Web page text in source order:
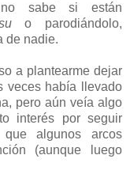
sabe si están
o parodiándolo,
de nadie.
a plantearme dejar
veces había llevado
pero aún veía algo
interés por seguir
algunos arcos
(aunque luego